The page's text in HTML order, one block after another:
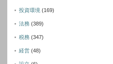
投資環境 (169)
法務 (389)
税務 (347)
経営 (48)